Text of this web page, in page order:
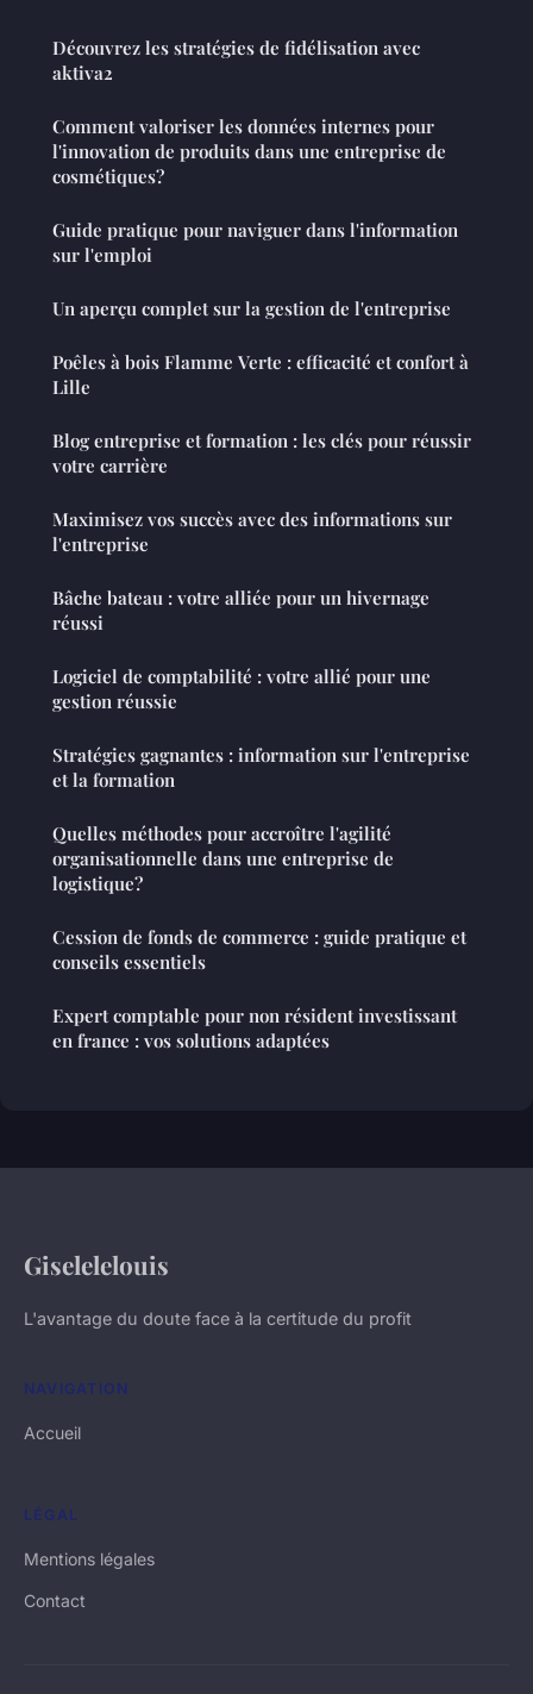
Découvrez les stratégies de fidélisation avec
aktiva2
Comment valoriser les données internes pour
l'innovation de produits dans une entreprise de
cosmétiques?
Guide pratique pour naviguer dans l'information
sur l'emploi
Un aperçu complet sur la gestion de l'entreprise
Poêles à bois Flamme Verte : efficacité et confort à
Lille
Blog entreprise et formation : les clés pour réussir
votre carrière
Maximisez vos succès avec des informations sur
l'entreprise
Bâche bateau : votre alliée pour un hivernage
réussi
Logiciel de comptabilité : votre allié pour une
gestion réussie
Stratégies gagnantes : information sur l'entreprise
et la formation
Quelles méthodes pour accroître l'agilité
organisationnelle dans une entreprise de
logistique?
Cession de fonds de commerce : guide pratique et
conseils essentiels
Expert comptable pour non résident investissant
en france : vos solutions adaptées
Giselelelouis
L'avantage du doute face à la certitude du profit
NAVIGATION
Accueil
LÉGAL
Mentions légales
Contact